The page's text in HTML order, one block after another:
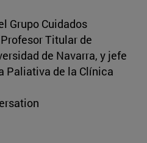
Grupo Cuidados
Titular de
de Navarra, y jefe
Paliativa de la Clínica